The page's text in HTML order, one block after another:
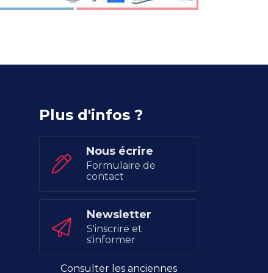
Plus d'infos ?
Nous écrire
Formulaire de
contact
Newsletter
S'inscrire et
s'informer
Consulter les anciennes